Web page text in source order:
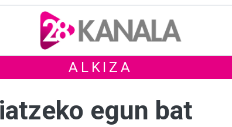
ALKIZA
egun bat